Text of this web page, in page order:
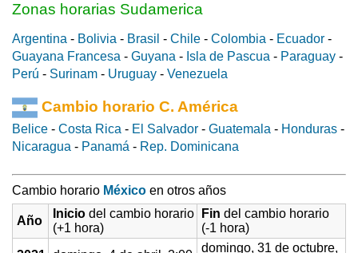
Zonas horarias Sudamerica
Argentina - Bolivia - Brasil - Chile - Colombia - Ecuador -
Guayana Francesa - Guyana - Isla de Pascua - Paraguay -
Perú - Surinam - Uruguay - Venezuela
Cambio horario C. América
Belice - Costa Rica - El Salvador - Guatemala - Honduras -
Nicaragua - Panamá - Rep. Dominicana
Cambio horario México en otros años
Año
Inicio del cambio horario
(+1 hora)
Fin del cambio horario
(-1 hora)
domingo, 31 de octubre,